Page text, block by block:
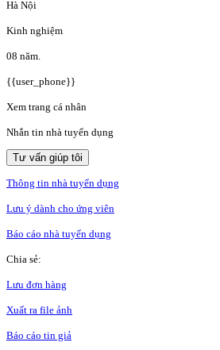
Hà Nội
Kinh nghiệm
08 năm.
{{user_phone}}
Xem trang cá nhân
Nhắn tin nhà tuyển dụng
Tư vấn giúp tôi
Thông tin nhà tuyển dụng
Lưu ý dành cho ứng viên
Báo cáo nhà tuyển dụng
Chia sẻ:
Lưu đơn hàng
Xuất ra file ảnh
Báo cáo tin giả